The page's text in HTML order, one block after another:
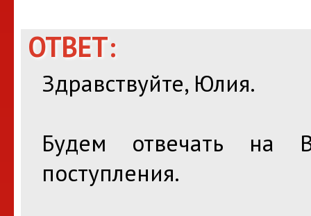
ОТВЕТ:
Здравствуйте, Юлия.
Будем отвечать
поступления.